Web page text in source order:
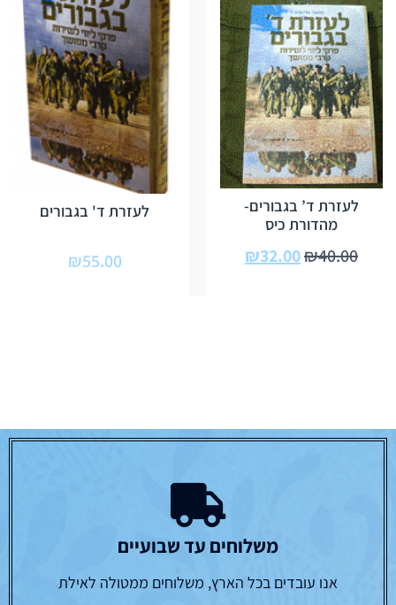
לעזרת ד’ בגבורים-
מהדורת כיס
₪40.00
₪32.00
לעזרת ד' בגבורים
₪55.00
משלוחים עד שבועיים
אנו עובדים בכל הארץ, משלוחים ממטולה לאילת